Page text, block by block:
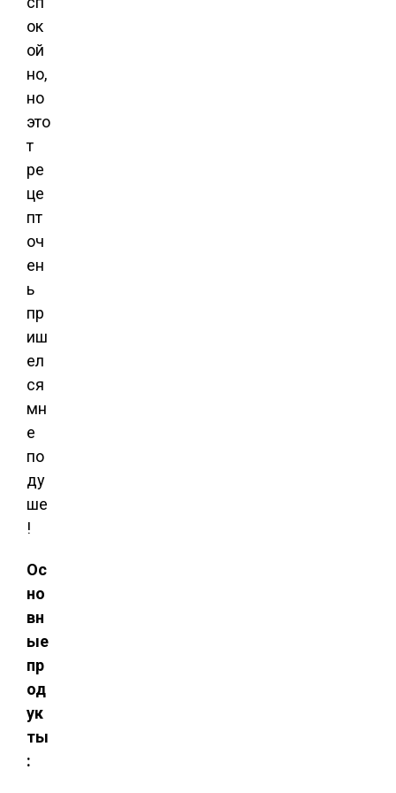
ок
ой
но,
но
это
т
ре
це
пт
оч
ен
ь
пр
иш
ел
ся
мн
е
по
ду
ше
!
Ос
но
вн
ые
пр
од
ук
ты
: